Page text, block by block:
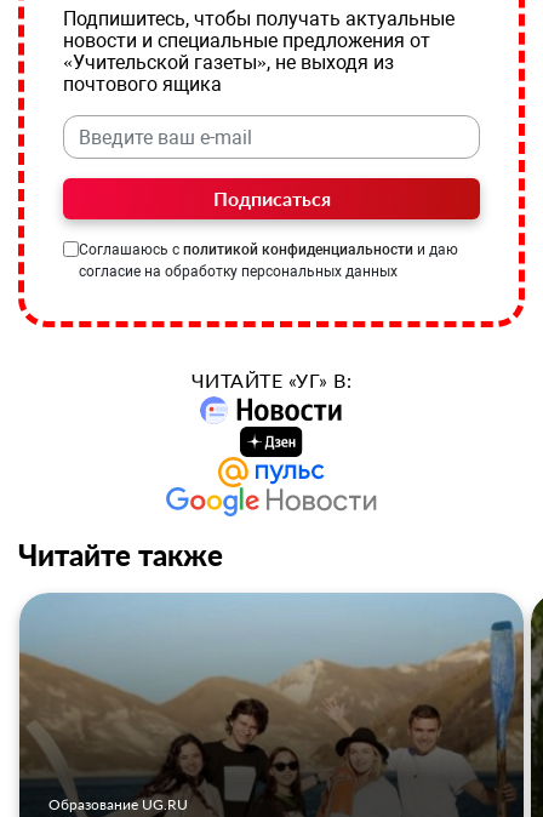
Подпишитесь, чтобы получать актуальные
новости и специальные предложения от
«Учительской газеты», не выходя из
почтового ящика
Подписаться
Соглашаюсь с политикой конфиденциальности и даю
согласие на обработку персональных данных
ЧИТАЙТЕ «УГ» В:
Читайте также
Образование UG.RU